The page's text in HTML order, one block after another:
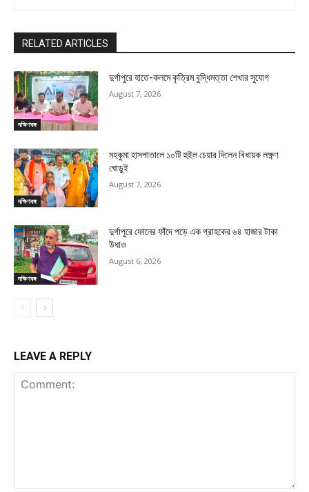
RELATED ARTICLES
দক্ষিণবঙ্গ
দুর্গাপুরে হাতে-কলমে কৃত্রিম বুদ্ধিমত্তা শেখার সুযোগ
August 7, 2026
দক্ষিণবঙ্গ
মহকুমা হাসপাতালে ১০টি হুইল চেয়ার দিলেন বিধায়ক লক্ষ্ণণ
ঘোড়ুই
August 7, 2026
দক্ষিণবঙ্গ
দুর্গাপুরে ফোনের ফাঁদে পড়ে এক গ্রাহকের ৬৪ হাজার টাকা
উধাও
August 6, 2026
LEAVE A REPLY